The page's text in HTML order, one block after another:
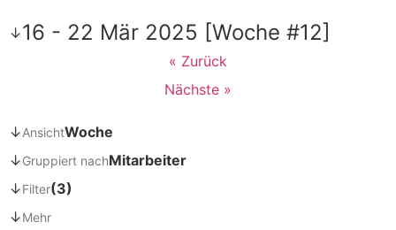
↓16 - 22 Mär 2025 [Woche #12]
« Zurück
Nächste »
↓AnsichtWoche
↓Gruppiert nachMitarbeiter
↓Filter(3)
↓Mehr